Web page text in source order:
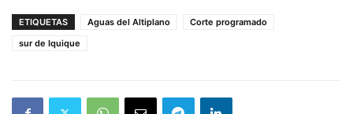
ETIQUETAS Aguas del Altiplano
Corte programado
sur de Iquique